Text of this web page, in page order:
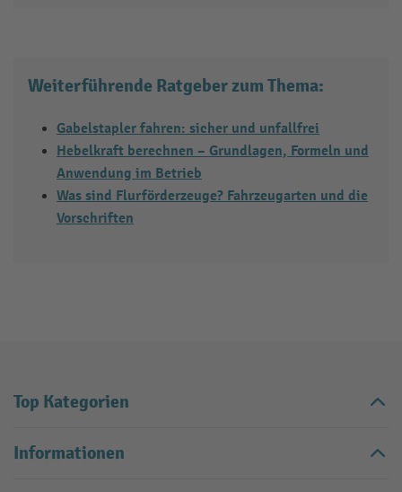
Weiterführende Ratgeber zum Thema:
Gabelstapler fahren: sicher und unfallfrei
Hebelkraft berechnen – Grundlagen, Formeln und
Anwendung im Betrieb
Was sind Flurförderzeuge? Fahrzeugarten und die
Vorschriften
Top Kategorien
Informationen